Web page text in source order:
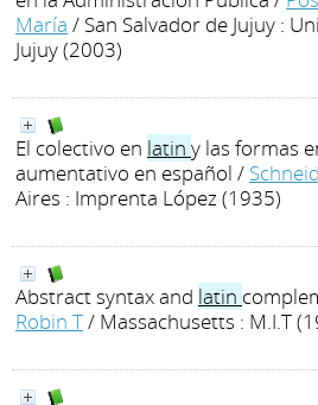
María / San Salvador de Jujuy :
Jujuy (2003)
El colectivo en latin y las formas
aumentativo en español /
Aires : Imprenta López (1935)
Abstract syntax and latin
Robin T/ Massachusetts : M.I.T